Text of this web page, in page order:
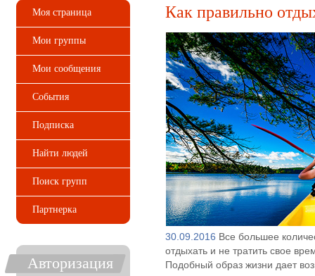
Как правильно
30.09.2016 Все большее
отдыхать и не тратить свое
Подобный образ жизни дает
Моя страница
Мои группы
Мои сообщения
События
Подписка
Найти людей
Поиск групп
Партнерка
Авторизация